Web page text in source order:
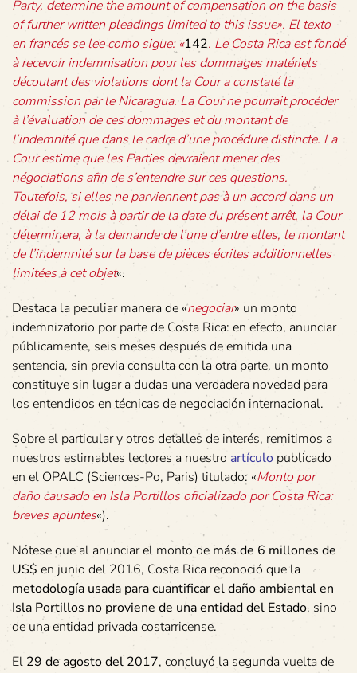
Party, determine the amount of compensation on the basis
of further written pleadings limited to this issue». El texto
en francés se lee como sigue: «142. Le Costa Rica est fondé
à recevoir indemnisation pour les dommages matériels
découlant des violations dont la Cour a constaté la
commission par le Nicaragua. La Cour ne pourrait procéder
à l’évaluation de ces dommages et du montant de
l’indemnité que dans le cadre d’une procédure distincte. La
Cour estime que les Parties devraient mener des
négociations afin de s’entendre sur ces questions.
Toutefois, si elles ne parviennent pas à un accord dans un
délai de 12 mois à partir de la date du présent arrêt, la Cour
déterminera, à la demande de l’une d’entre elles, le montant
de l’indemnité sur la base de pièces écrites additionnelles
limitées à cet objet«.
Destaca la peculiar manera de «negociar» un monto
indemnizatorio por parte de Costa Rica: en efecto, anunciar
públicamente, seis meses después de emitida una
sentencia, sin previa consulta con la otra parte, un monto
constituye sin lugar a dudas una verdadera novedad para
los entendidos en técnicas de negociación internacional.
Sobre el particular y otros detalles de interés, remitimos a
nuestros estimables lectores a nuestro artículo publicado
en el OPALC (Sciences-Po, Paris) titulado: «Monto por
daño causado en Isla Portillos oficializado por Costa Rica:
breves apuntes«).
Nótese que al anunciar el monto de más de 6 millones de
US$ en junio del 2016, Costa Rica reconoció que la
metodología usada para cuantificar el daño ambiental en
Isla Portillos no proviene de una entidad del Estado, sino
de una entidad privada costarricense.
El 29 de agosto del 2017, concluyó la segunda vuelta de